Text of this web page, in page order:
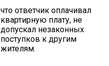
что ответчик оплачивал
квартирную плату, не
допускал незаконных
поступков к другим
жителям.